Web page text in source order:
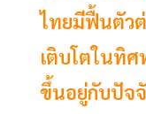
ไทยมีฟื้นตัว
เติบโตในทิศ
ขึ้นอยู่กับปัจ